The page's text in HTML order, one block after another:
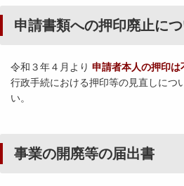
申請書類への押印廃止に
令和３年４月より 申請者本人の押印は
行政手続における押印等の見直しにつ
い。
事業の開廃等の届出書